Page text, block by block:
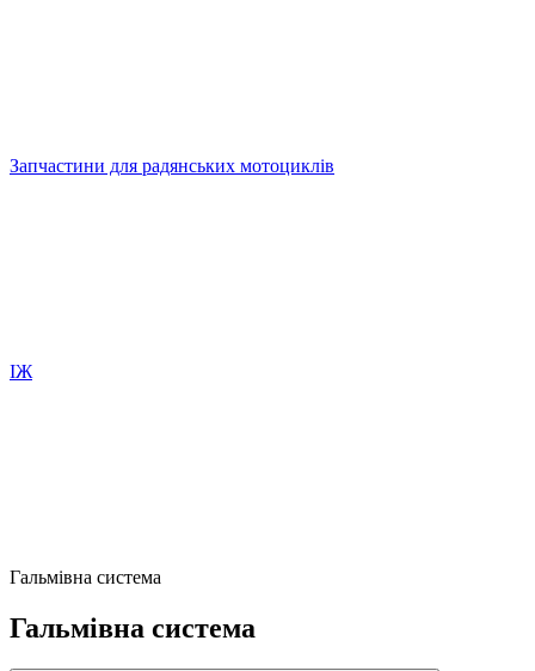
Запчастини для радянських мотоциклів
ІЖ
Гальмівна система
Гальмівна система